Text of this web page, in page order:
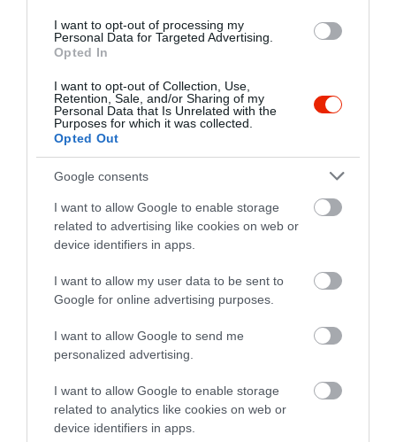
I want to opt-out of processing my
Personal Data for Targeted Advertising.
Opted In
I want to opt-out of Collection, Use,
Retention, Sale, and/or Sharing of my
Personal Data that Is Unrelated with the
Purposes for which it was collected.
Opted Out
Google consents
I want to allow Google to enable storage
related to advertising like cookies on web or
device identifiers in apps.
I want to allow my user data to be sent to
Google for online advertising purposes.
I want to allow Google to send me
personalized advertising.
I want to allow Google to enable storage
related to analytics like cookies on web or
device identifiers in apps.
Különleges kéréseikkel is bátran
forduljanak hozzánk!
Akadálymentes parkolási lehetöség
Légkondicionált helyiségek
Állandó céges partnereinknek banki
átutalással történő fizetés
elhelyezés
Éttermünkben lehetőség van
gyermekzsúrokat rendezni(név- és
születésnap,farsang stb). A gyermekek
egy kellemes délutánt az erre az
alkalomra feldíszített éttermünkben.
Vendéglőnkben péntek,, szombat és
vasárnap különleges, de egyszerű
12:00 órától 17:00 óráig. A menü áraink
már 890 Ft-tól kezdődnek,,
természetesen gyermek adag is
Probléma jelentése Te vagy a tulajdonos?